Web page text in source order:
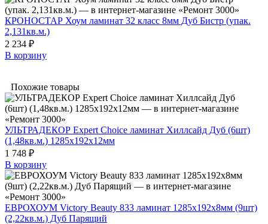
КРОНОСТАР Хоум ламинат 32 класс 8мм Дуб Бистр (упак.
2,131кв.м.)
2 234 ₽
В корзину
Похожие товары
УЛЬТРАДЕКОР Expert Choice ламинат Хиллсайд Дуб (6шт)
(1,48кв.м.) 1285х192х12мм
1 748 ₽
В корзину
ЕВРОХОУМ Victory Beauty 833 ламинат 1285х192х8мм (9шт)
(2,22кв.м.) Дуб Парящий